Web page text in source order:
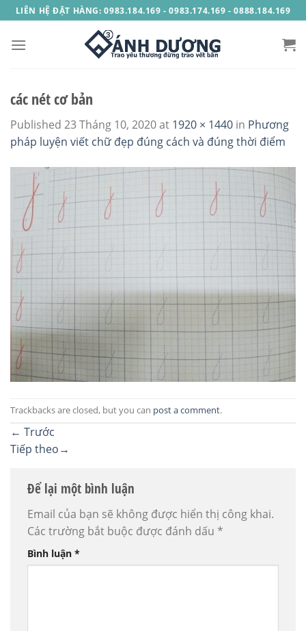
Skip
to
content
LIÊN HỆ ĐẶT HÀNG: 0983.184.169 - 0983.174.169 - 0888.184.169
các nét cơ bản
Published 23 Tháng 10, 2020at 1920 × 1440 in Phương
pháp luyện viết chữ đẹp đúng cách và đúng thời điểm
Trackbacks are closed, but you can post a comment.
← Trước
Tiếp theo→
Để lại một bình luận
Email của bạn sẽ không được hiển thị công khai.
Các trường bắt buộc được đánh dấu *
Bình luận *